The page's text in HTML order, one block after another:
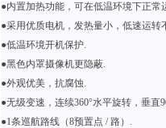
●内置加热功能，可在低温环境下正常
●采用优质电机，发热量小，低速运转
●低温环境开机保护.
●黑色内罩摄像机更隐蔽.
●外观优美，抗腐蚀.
●无级变速，连续360°水平旋转，垂直
●1条巡航路线（8预置点 / 路）.